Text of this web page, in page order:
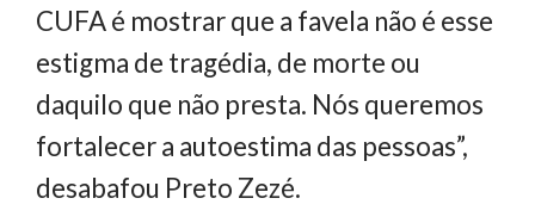
CUFA é mostrar que a favela não é esse
estigma de tragédia, de morte ou
daquilo que não presta. Nós queremos
fortalecer a autoestima das pessoas”,
desabafou Preto Zezé.